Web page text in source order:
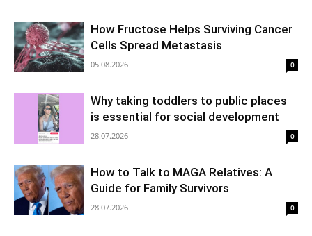
How Fructose Helps Surviving Cancer
Cells Spread Metastasis
05.08.2026 0
Why taking toddlers to public places
is essential for social development
28.07.2026 0
How to Talk to MAGA Relatives: A
Guide for Family Survivors
28.07.2026 0